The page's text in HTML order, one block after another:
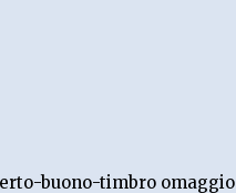
buono-timbro omaggio